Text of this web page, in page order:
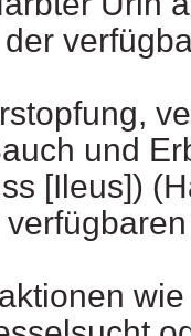
und
[Ileus])